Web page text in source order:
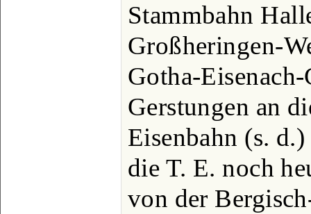
Stammbahn
Großheringen-
Gotha-
Gerstungen an
Eisenbahn (s.
die T. E. noch
von der